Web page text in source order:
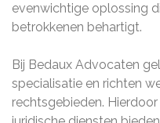
evenwichtige oplossing
betrokkenen behartigt.
Bij Bedaux Advocaten
specialisatie en richten
rechtsgebieden.